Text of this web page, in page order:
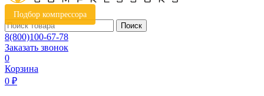
Подбор компрессора
Поиск
8(800)100-67-78
Заказать звонок
0
Корзина
0 ₽